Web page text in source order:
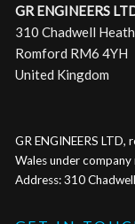
GR ENGINEERS
310 Chadwell Heath
Romford RM6 4YH
United Kingdom
GR ENGINEERS LTD,
Wales under
Address: 310